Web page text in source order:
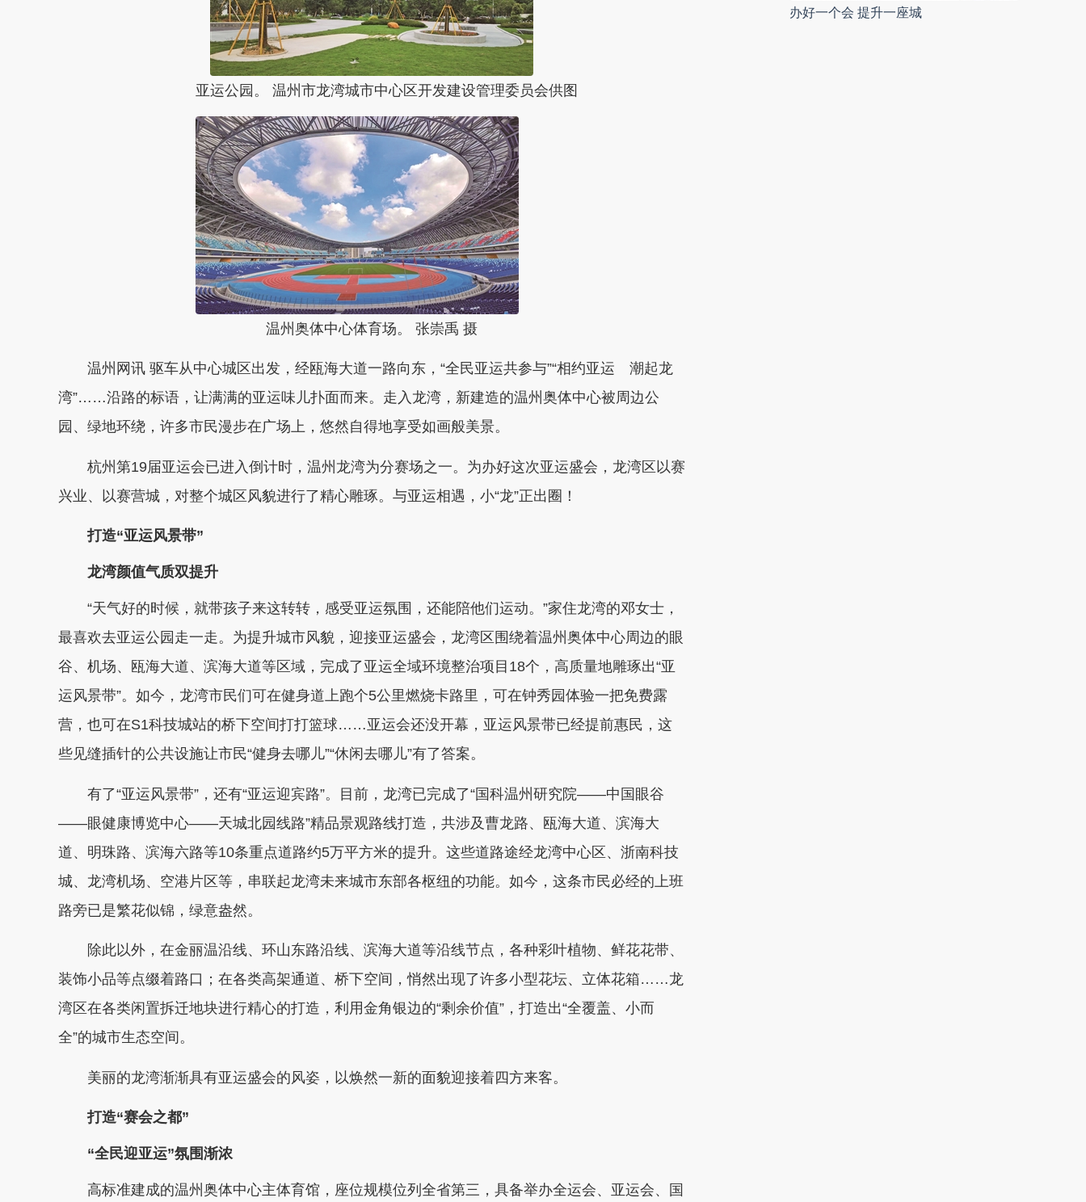
亚运公园。 温州市龙湾城市中心区开发建设管理委员会供图
温州奥体中心体育场。 张崇禹 摄
温州网讯 驱车从中心城区出发，经瓯海大道一路向东，“全民亚运共参与”“相约亚运 潮起龙
湾”……沿路的标语，让满满的亚运味儿扑面而来。走入龙湾，新建造的温州奥体中心被周边公
园、绿地环绕，许多市民漫步在广场上，悠然自得地享受如画般美景。
杭州第19届亚运会已进入倒计时，温州龙湾为分赛场之一。为办好这次亚运盛会，龙湾区以赛
兴业、以赛营城，对整个城区风貌进行了精心雕琢。与亚运相遇，小“龙”正出圈！
打造“亚运风景带”
龙湾颜值气质双提升
“天气好的时候，就带孩子来这转转，感受亚运氛围，还能陪他们运动。”家住龙湾的邓女士，
最喜欢去亚运公园走一走。为提升城市风貌，迎接亚运盛会，龙湾区围绕着温州奥体中心周边的眼
谷、机场、瓯海大道、滨海大道等区域，完成了亚运全域环境整治项目18个，高质量地雕琢出“亚
运风景带”。如今，龙湾市民们可在健身道上跑个5公里燃烧卡路里，可在钟秀园体验一把免费露
营，也可在S1科技城站的桥下空间打打篮球……亚运会还没开幕，亚运风景带已经提前惠民，这
些见缝插针的公共设施让市民“健身去哪儿”“休闲去哪儿”有了答案。
有了“亚运风景带”，还有“亚运迎宾路”。目前，龙湾已完成了“国科温州研究院——中国眼谷
——眼健康博览中心——天城北园线路”精品景观路线打造，共涉及曹龙路、瓯海大道、滨海大
道、明珠路、滨海六路等10条重点道路约5万平方米的提升。这些道路途经龙湾中心区、浙南科技
城、龙湾机场、空港片区等，串联起龙湾未来城市东部各枢纽的功能。如今，这条市民必经的上班
路旁已是繁花似锦，绿意盎然。
除此以外，在金丽温沿线、环山东路沿线、滨海大道等沿线节点，各种彩叶植物、鲜花花带、
装饰小品等点缀着路口；在各类高架通道、桥下空间，悄然出现了许多小型花坛、立体花箱……龙
湾区在各类闲置拆迁地块进行精心的打造，利用金角银边的“剩余价值”，打造出“全覆盖、小而
全”的城市生态空间。
美丽的龙湾渐渐具有亚运盛会的风姿，以焕然一新的面貌迎接着四方来客。
打造“赛会之都”
“全民迎亚运”氛围渐浓
高标准建成的温州奥体中心主体育馆，座位规模位列全省第三，具备举办全运会、亚运会、国
办好一个会 提升一座城